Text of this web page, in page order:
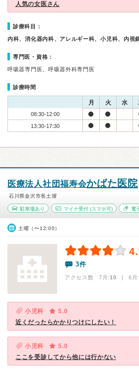
人気の女医さん
診療科目：
内科、消化器内科、アレルギー科、小児科、内視
専門医・資格：
呼吸器専門医、呼吸器外科専門医
診療時間
月 火 水
08:30-12:00
13:30-17:30
医療法人社団福寿会かばた医院
石川県金沢市長土塀
駐車場あり マイナ受付(スマホ可) 電
土曜（〜12:00）
3件
アクセス数 7月:10 | 6月
小児科
5.0
近くだったらかかりつけにしたい！
小児科
5.0
ここを受診してから他には行かない